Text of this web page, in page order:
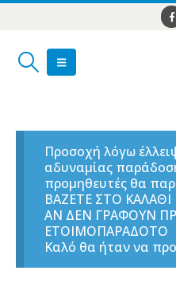
Προσοχή λόγω
αδυναμίας
προμηθευτές θα
ΒΑΖΕΤΕ ΣΤΟ
ΑΝ ΔΕΝ ΓΡΑΦΟΥΝ
ΕΤΟΙΜΟΠΑΡΑΔΟΤΟ
Καλό θα ήταν να